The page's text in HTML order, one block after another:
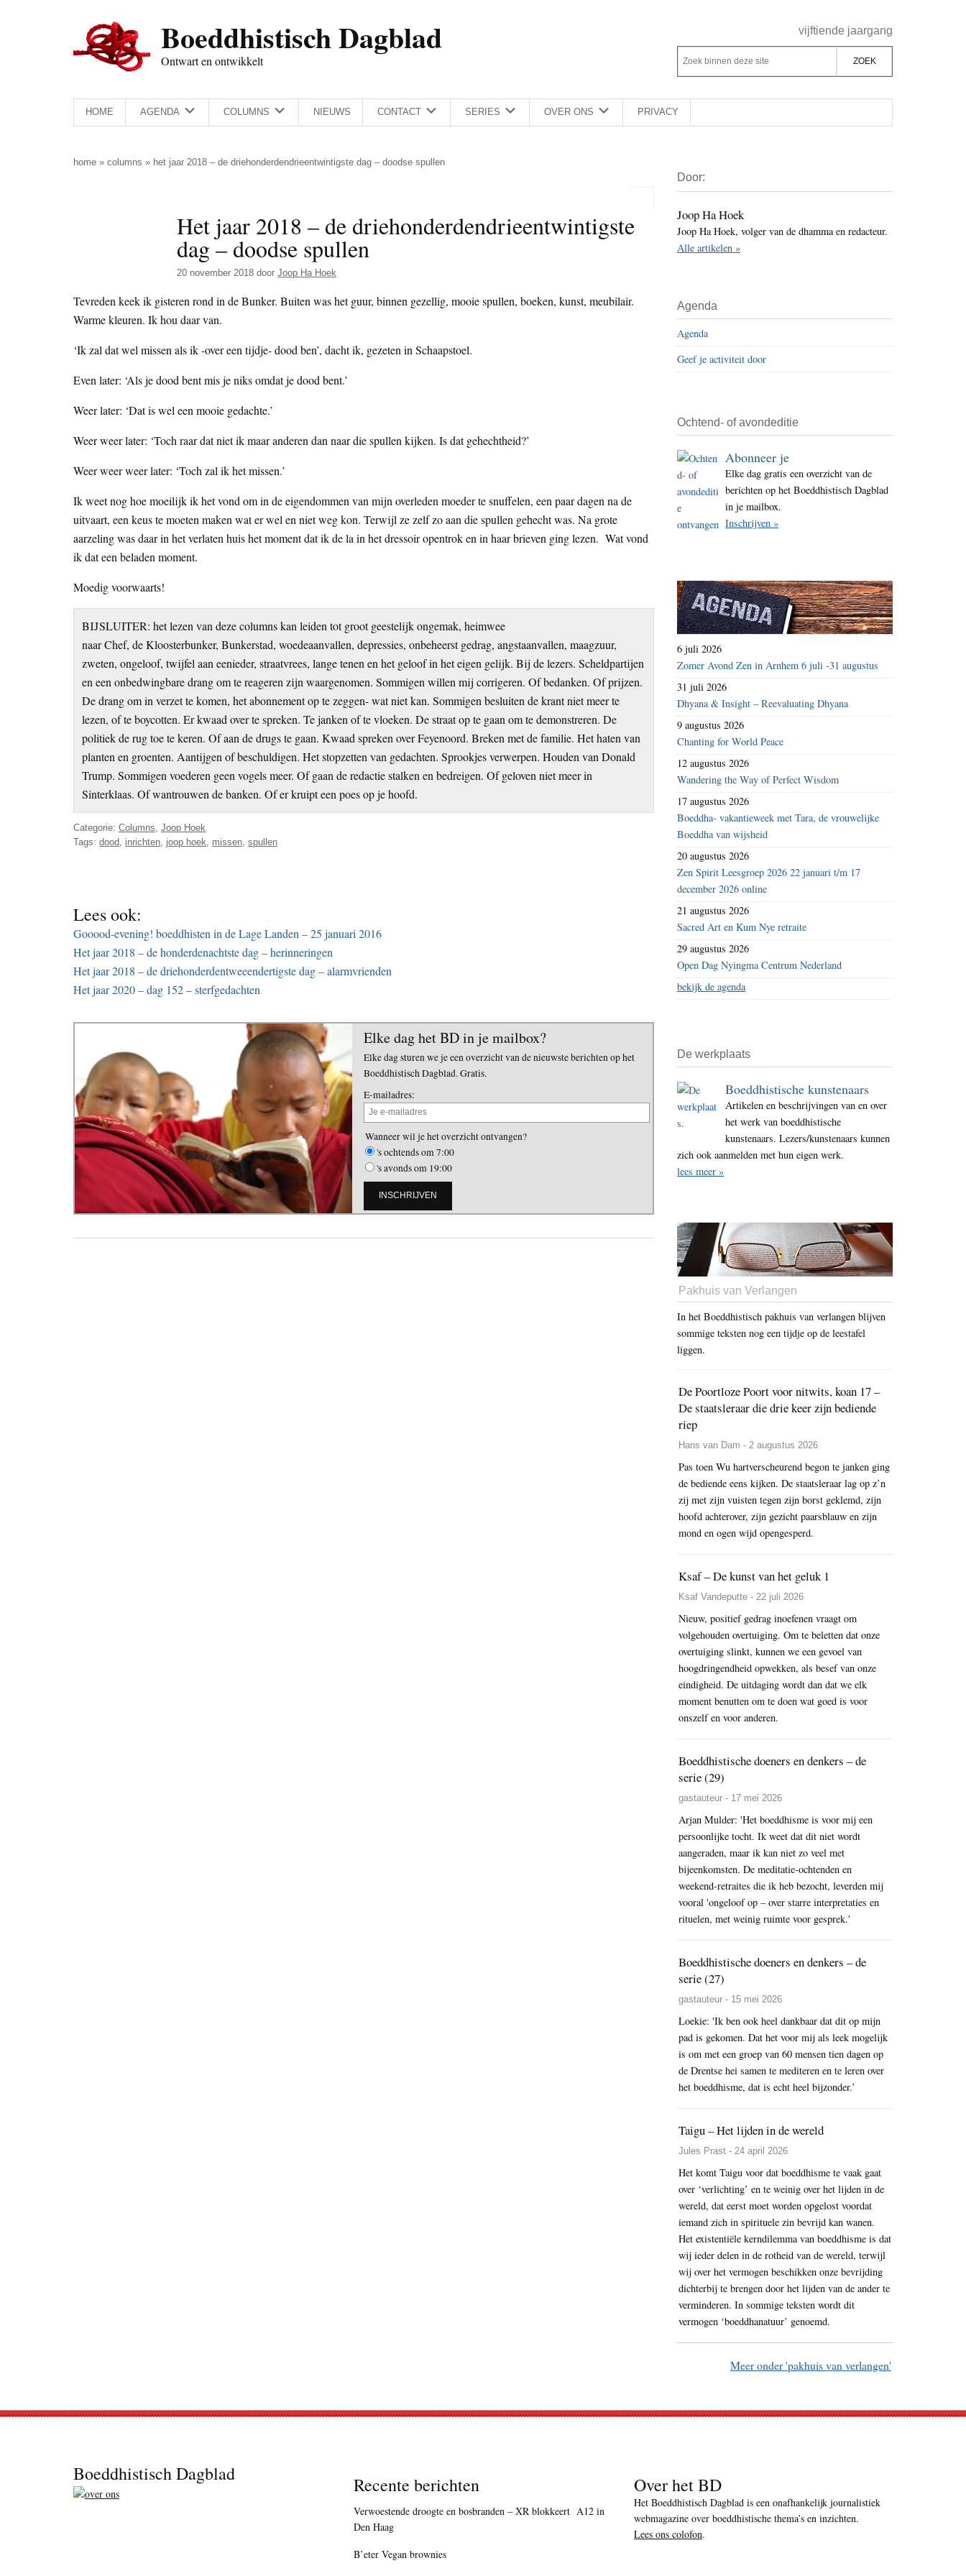
Boeddhistisch Dagblad
Ontwart en ontwikkelt
Rechts
vijftiende jaargang
Z
o
e
k
d
e
z
e
s
t
e
Z
o
k
b
n
n
d
e
s
i
t
e
HOME AGENDA COLUMNS NIEUWS CONTACT SERIES OVER ONS PRIVACY
home » columns » het jaar 2018 – de driehonderdendrieentwintigste dag – doodse spullen
Het jaar 2018 – de driehonderdendrieentwintigste
dag – doodse spullen
20 november 2018 door Joop Ha Hoek
Tevreden keek ik gisteren rond in de Bunker. Buiten was het guur, binnen gezellig, mooie spullen, boeken, kunst, meubilair.
Warme kleuren. Ik hou daar van.
‘Ik zal dat wel missen als ik -over een tijdje- dood ben’, dacht ik, gezeten in Schaapstoel.
Even later: ‘Als je dood bent mis je niks omdat je dood bent.’
Weer later: ‘Dat is wel een mooie gedachte.’
Weer weer later: ‘Toch raar dat niet ik maar anderen dan naar die spullen kijken. Is dat gehechtheid?’
Weer weer weer later: ‘Toch zal ik het missen.’
Ik weet nog hoe moeilijk ik het vond om in de eigendommen van mijn overleden moeder te snuffelen, een paar dagen na de
uitvaart, een keus te moeten maken wat er wel en niet weg kon. Terwijl ze zelf zo aan die spullen gehecht was. Na grote
aarzeling was daar in het verlaten huis het moment dat ik de la in het dressoir opentrok en in haar brieven ging lezen. Wat vond
ik dat een beladen moment.
Moedig voorwaarts!
BIJSLUITER: het lezen van deze columns kan leiden tot groot geestelijk ongemak, heimwee
naar Chef, de Kloosterbunker, Bunkerstad, woedeaanvallen, depressies, onbeheerst gedrag, angstaanvallen, maagzuur,
zweten, ongeloof, twijfel aan eenieder, straatvrees, lange tenen en het geloof in het eigen gelijk. Bij de lezers. Scheldpartijen
en een onbedwingbare drang om te reageren zijn waargenomen. Sommigen willen mij corrigeren. Of bedanken. Of prijzen.
De drang om in verzet te komen, het abonnement op te zeggen- wat niet kan. Sommigen besluiten de krant niet meer te
lezen, of te boycotten. Er kwaad over te spreken. Te janken of te vloeken. De straat op te gaan om te demonstreren. De
politiek de rug toe te keren. Of aan de drugs te gaan. Kwaad spreken over Feyenoord. Breken met de familie. Het haten van
planten en groenten. Aantijgen of beschuldigen. Het stopzetten van gedachten. Sprookjes verwerpen. Houden van Donald
Trump. Sommigen voederen geen vogels meer. Of gaan de redactie stalken en bedreigen. Of geloven niet meer in
Sinterklaas. Of wantrouwen de banken. Of er kruipt een poes op je hoofd.
Categorie: Columns Joop Hoek
Tags: dood inrichten joop hoek missen spullen
Lees ook:
Gooood-evening! boeddhisten in de Lage Landen – 25 januari 2016
Het jaar 2018 – de honderdenachtste dag – herinneringen
Het jaar 2018 – de driehonderdentweeendertigste dag – alarmvrienden
Het jaar 2020 – dag 152 – sterfgedachten
Elke dag het BD in je mailbox?
Elke dag sturen we je een overzicht van de nieuwste berichten op het
Boeddhistisch Dagblad. Gratis.
E-mailadres:
Wanneer wil je het overzicht ontvangen?
's ochtends om 7:00
's avonds om 19:00
Sidebar
Door:
Joop Ha Hoek
Joop Ha Hoek, volger van de dhamma en redacteur.
Alle artikelen »
Agenda
Agenda
Geef je activiteit door
Ochtend- of avondeditie
Abonneer je
Elke dag gratis een overzicht van de
berichten op het Boeddhistisch Dagblad
in je mailbox.
Inschrijven »
6 juli 2026
Zomer Avond Zen in Arnhem 6 juli -31 augustus
31 juli 2026
Dhyana & Insight – Reevaluating Dhyana
9 augustus 2026
Chanting for World Peace
12 augustus 2026
Wandering the Way of Perfect Wisdom
17 augustus 2026
Boeddha- vakantieweek met Tara, de vrouwelijke
Boeddha van wijsheid
20 augustus 2026
Zen Spirit Leesgroep 2026 22 januari t/m 17
december 2026 online
21 augustus 2026
Sacred Art en Kum Nye retraite
29 augustus 2026
Open Dag Nyingma Centrum Nederland
bekijk de agenda
De werkplaats
Boeddhistische kunstenaars
Artikelen en beschrijvingen van en over
het werk van boeddhistische
kunstenaars. Lezers/kunstenaars kunnen
zich ook aanmelden met hun eigen werk.
lees meer »
Pakhuis van Verlangen
In het Boeddhistisch pakhuis van verlangen blijven
sommige teksten nog een tijdje op de leestafel
liggen.
De Poortloze Poort voor nitwits, koan 17 –
De staatsleraar die drie keer zijn bediende
riep
Hans van Dam - 2 augustus 2026
Pas toen Wu hartverscheurend begon te janken ging
de bediende eens kijken. De staatsleraar lag op z’n
zij met zijn vuisten tegen zijn borst geklemd, zijn
hoofd achterover, zijn gezicht paarsblauw en zijn
mond en ogen wijd opengesperd.
Ksaf – De kunst van het geluk 1
Ksaf Vandeputte - 22 juli 2026
Nieuw, positief gedrag inoefenen vraagt om
volgehouden overtuiging. Om te beletten dat onze
overtuiging slinkt, kunnen we een gevoel van
hoogdringendheid opwekken, als besef van onze
eindigheid. De uitdaging wordt dan dat we elk
moment benutten om te doen wat goed is voor
onszelf en voor anderen.
Boeddhistische doeners en denkers – de
serie (29)
gastauteur - 17 mei 2026
Arjan Mulder: 'Het boeddhisme is voor mij een
persoonlijke tocht. Ik weet dat dit niet wordt
aangeraden, maar ik kan niet zo veel met
bijeenkomsten. De meditatie-ochtenden en
weekend-retraites die ik heb bezocht, leverden mij
vooral 'ongeloof op – over starre interpretaties en
rituelen, met weinig ruimte voor gesprek.'
Boeddhistische doeners en denkers – de
serie (27)
gastauteur - 15 mei 2026
Loekie: 'Ik ben ook heel dankbaar dat dit op mijn
pad is gekomen. Dat het voor mij als leek mogelijk
is om met een groep van 60 mensen tien dagen op
de Drentse hei samen te mediteren en te leren over
het boeddhisme, dat is echt heel bijzonder.’
Taigu – Het lijden in de wereld
Jules Prast - 24 april 2026
Het komt Taigu voor dat boeddhisme te vaak gaat
over ‘verlichting’ en te weinig over het lijden in de
wereld, dat eerst moet worden opgelost voordat
iemand zich in spirituele zin bevrijd kan wanen.
Het existentiële kerndilemma van boeddhisme is dat
wij ieder delen in de rotheid van de wereld, terwijl
wij over het vermogen beschikken onze bevrijding
dichterbij te brengen door het lijden van de ander te
verminderen. In sommige teksten wordt dit
vermogen ‘boeddhanatuur’ genoemd.
Meer onder 'pakhuis van verlangen'
Boeddhistisch Dagblad Recente berichten
Verwoestende droogte en bosbranden – XR blokkeert A12 in
Den Haag
B’eter Vegan brownies
Over het BD
Het Boeddhistisch Dagblad is een onafhankelijk journalistiek
webmagazine over boeddhistische thema’s en inzichten.
Lees ons colofon.